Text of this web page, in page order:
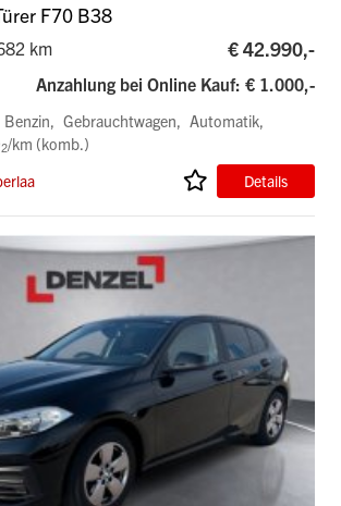
F70 B38
km € 42.990,-
Anzahlung bei Online Kauf: € 1.000,-
Benzin Gebrauchtwagen
Automatik
2/km (komb.)
Details